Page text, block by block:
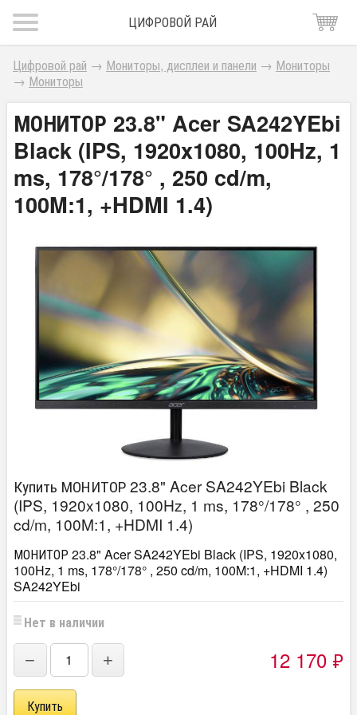
ЦИФРОВОЙ РАЙ
Цифровой рай → Мониторы, дисплеи и панели → Мониторы
→ Мониторы
МОНИТОР 23.8" Acer SA242YEbi
Black (IPS, 1920x1080, 100Hz, 1
ms, 178°/178° , 250 cd/m,
100M:1, +HDMI 1.4)
Купить МОНИТОР 23.8" Acer SA242YEbi Black
(IPS, 1920x1080, 100Hz, 1 ms, 178°/178° , 250
cd/m, 100M:1, +HDMI 1.4)
МОНИТОР 23.8" Acer SA242YEbi Black (IPS, 1920x1080,
100Hz, 1 ms, 178°/178° , 250 cd/m, 100M:1, +HDMI 1.4)
SA242YEbi
Нет в наличии
− + 12 170 ₽